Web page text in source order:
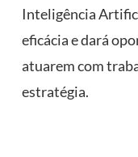
Inteligência
eficácia e dará
atuarem com
estratégia.